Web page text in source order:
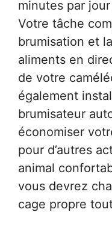
minutes par
Votre tâche
brumisation et
aliments en
de votre
également
brumisateur
économiser
pour d’autres
animal
vous devrez
cage propre